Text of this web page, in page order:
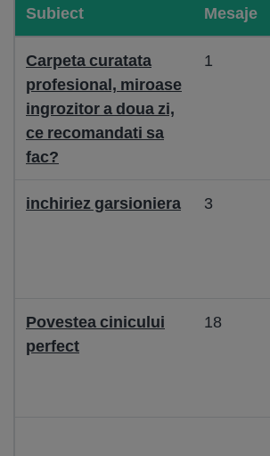
Subiect Mesaje
Carpeta curatata
profesional, miroase
ingrozitor a doua zi,
ce recomandati sa
fac?
1
inchiriez garsioniera 3
Povestea cinicului
perfect
18